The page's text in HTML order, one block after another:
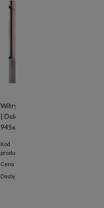
Witryna cukiernicza chłodnicza
| Dolce Fresca 900 Bianco |
945x670x1285 mm | białe
Kod
produktu:
Cena netto:
Dostępność: